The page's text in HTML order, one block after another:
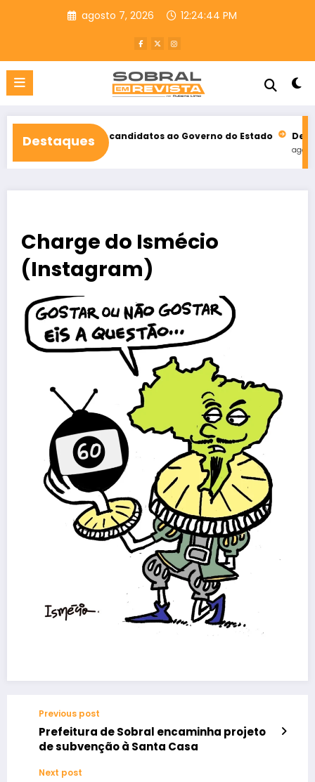
agosto 7, 2026 12:24:46 PM
Destaques
candidatos ao Governo do Estado Declaração de
Charge do Ismécio
(Instagram)
Previous post
Prefeitura de Sobral encaminha projeto
de subvenção à Santa Casa
Next post